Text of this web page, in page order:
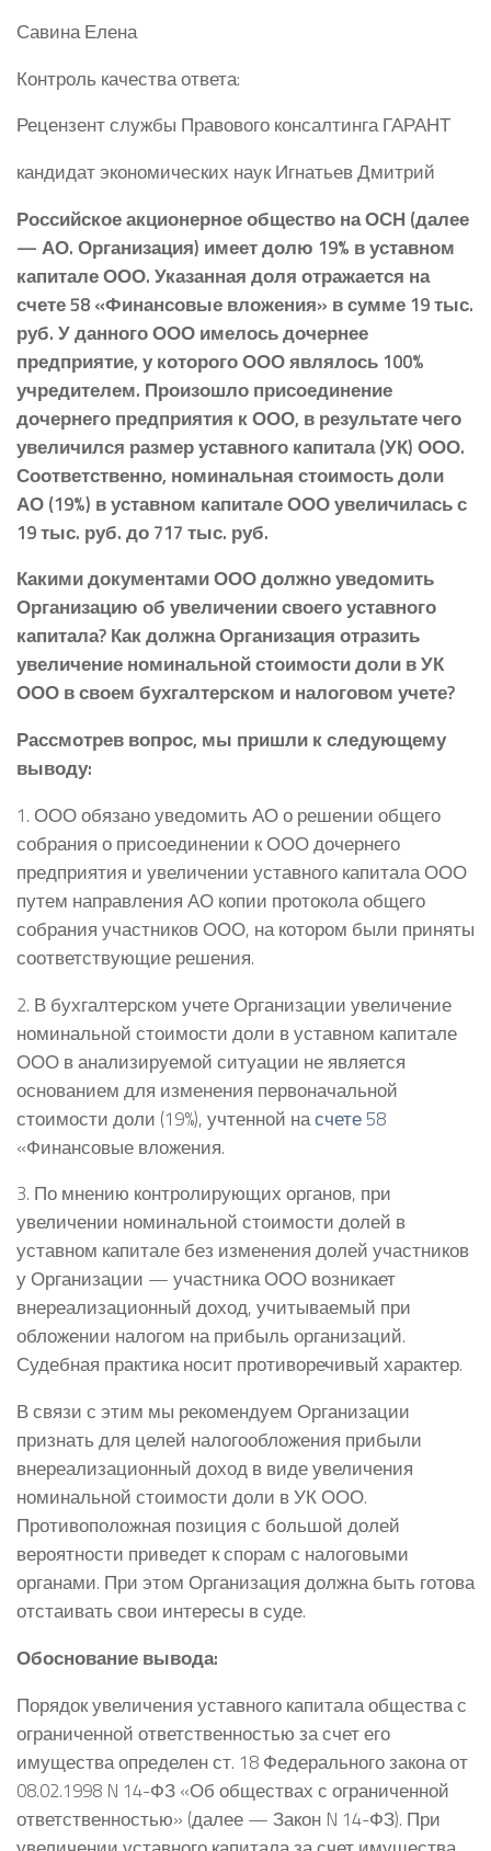
Савина Елена
Контроль качества ответа:
Рецензент службы Правового консалтинга ГАРАНТ
кандидат экономических наук Игнатьев Дмитрий
Российское акционерное общество на ОСН (далее
— АО. Организация) имеет долю 19% в уставном
капитале ООО. Указанная доля отражается на
счете 58 «Финансовые вложения» в сумме 19 тыс.
руб. У данного ООО имелось дочернее
предприятие, у которого ООО являлось 100%
учредителем. Произошло присоединение
дочернего предприятия к ООО, в результате чего
увеличился размер уставного капитала (УК) ООО.
Соответственно, номинальная стоимость доли
АО (19%) в уставном капитале ООО увеличилась с
19 тыс. руб. до 717 тыс. руб.
Какими документами ООО должно уведомить
Организацию об увеличении своего уставного
капитала? Как должна Организация отразить
увеличение номинальной стоимости доли в УК
ООО в своем бухгалтерском и налоговом учете?
Рассмотрев вопрос, мы пришли к следующему
выводу:
1. ООО обязано уведомить АО о решении общего
собрания о присоединении к ООО дочернего
предприятия и увеличении уставного капитала ООО
путем направления АО копии протокола общего
собрания участников ООО, на котором были приняты
соответствующие решения.
2. В бухгалтерском учете Организации увеличение
номинальной стоимости доли в уставном капитале
ООО в анализируемой ситуации не является
основанием для изменения первоначальной
стоимости доли (19%), учтенной насчете 58
«Финансовые вложения.
3. По мнению контролирующих органов, при
увеличении номинальной стоимости долей в
уставном капитале без изменения долей участников
у Организации — участника ООО возникает
внереализационный доход, учитываемый при
обложении налогом на прибыль организаций.
Судебная практика носит противоречивый характер.
В связи с этим мы рекомендуем Организации
признать для целей налогообложения прибыли
внереализационный доход в виде увеличения
номинальной стоимости доли в УК ООО.
Противоположная позиция с большой долей
вероятности приведет к спорам с налоговыми
органами. При этом Организация должна быть готова
отстаивать свои интересы в суде.
Обоснование вывода:
Порядок увеличения уставного капитала общества с
ограниченной ответственностью за счет его
имущества определен ст. 18 Федерального закона от
08.02.1998 N 14-ФЗ «Об обществах с ограниченной
ответственностью» (далее — Закон N 14-ФЗ). При